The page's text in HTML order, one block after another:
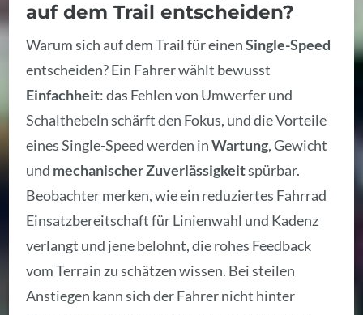
auf dem Trail entscheiden?
Warum sich auf dem Trail für einenSingle-Speed
entscheiden? Ein Fahrer wählt bewusst
Einfachheit: das Fehlen von Umwerfer und
Schalthebeln schärft den Fokus, und die Vorteile
eines Single-Speed werden inWartung, Gewicht
und mechanischer Zuverlässigkeitspürbar.
Beobachter merken, wie ein reduziertes Fahrrad
Einsatzbereitschaft für Linienwahl und Kadenz
verlangt und jene belohnt, die rohes Feedback
vom Terrain zu schätzen wissen. Bei steilen
Anstiegen kann sich der Fahrer nicht hinter